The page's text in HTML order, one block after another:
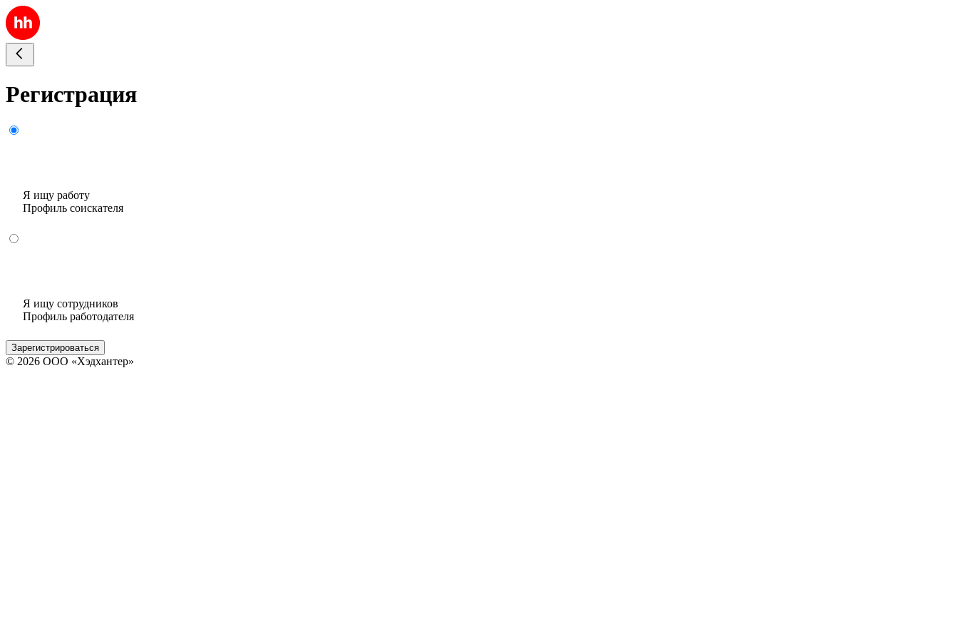
Регистрация
Я ищу работу
Профиль соискателя
Я ищу сотрудников
Профиль работодателя
Зарегистрироваться
© 2026 ООО «Хэдхантер»